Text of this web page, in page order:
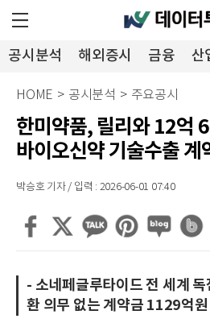
공시분석 해외증시 금융 산
HOME > 공시분석 > 주요공시
한미약품, 릴리와 12억
바이오신약 기술수출 계
박승호 기자 / 입력 : 2026-06-01 07:40
- 소네페글루타이드 전 세계
환 의무 없는 계약금 1129억